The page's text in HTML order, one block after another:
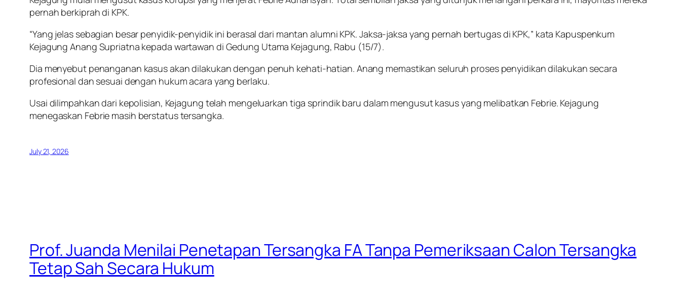
pernah berkiprah di KPK.
“Yang jelas sebagian besar penyidik-penyidik ini berasal dari mantan alumni KPK. Jaksa-jaksa yang pernah bertugas di KPK,” kata Kapuspenkum
Kejagung Anang Supriatna kepada wartawan di Gedung Utama Kejagung, Rabu (15/7).
Dia menyebut penanganan kasus akan dilakukan dengan penuh kehati-hatian. Anang memastikan seluruh proses penyidikan dilakukan secara
profesional dan sesuai dengan hukum acara yang berlaku.
Usai dilimpahkan dari kepolisian, Kejagung telah mengeluarkan tiga sprindik baru dalam mengusut kasus yang melibatkan Febrie. Kejagung
menegaskan Febrie masih berstatus tersangka.
July 21, 2026
Prof. Juanda Menilai Penetapan Tersangka FA Tanpa Pemeriksaan Calon Tersangka
Tetap Sah Secara Hukum